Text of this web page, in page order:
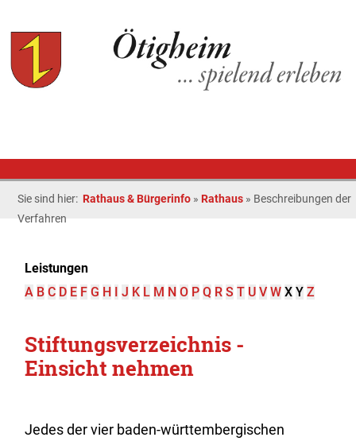
Sie sind hier: Rathaus & Bürgerinfo » Rathaus » Beschreibungen der
Verfahren
Leistungen
A B C D E F G H I J K L M N O P Q R S T U V W X Y Z
Stiftungsverzeichnis -
Einsicht nehmen
Jedes der vier baden-württembergischen